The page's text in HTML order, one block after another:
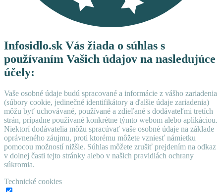
Infosidlo.sk Vás žiada o súhlas s
používaním Vašich údajov na nasledujúce
účely:
Vaše osobné údaje budú spracované a informácie z vášho zariadenia
(súbory cookie, jedinečné identifikátory a ďalšie údaje zariadenia)
môžu byť uchovávané, používané a zdieľané s dodávateľmi tretích
strán, prípadne používané konkrétne týmto webom alebo aplikáciou.
Niektorí dodávatelia môžu spracúvať vaše osobné údaje na základe
oprávneného záujmu, proti ktorému môžete vzniesť námietku
pomocou možností nižšie. Súhlas môžete zrušiť prejdením na odkaz
v dolnej časti tejto stránky alebo v našich pravidlách ochrany
súkromia.
Technické cookies